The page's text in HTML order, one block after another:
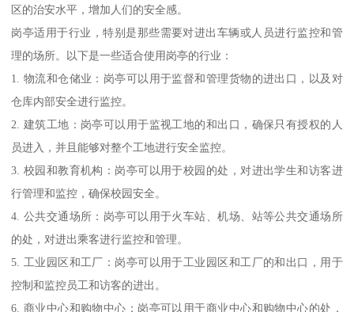
区的治安水平，增加人们的安全感。
岗亭适用于行业，特别是那些需要对进出车辆或人员进行监控和管
理的场所。以下是一些适合使用岗亭的行业：
1. 物流和仓储业：岗亭可以用于监督和管理货物的进出口，以及对
仓库内部安全进行监控。
2. 建筑工地：岗亭可以用于监视工地的和出口，确保只有授权的人
员进入，并且能够对整个工地进行安全监控。
3. 校园和教育机构：岗亭可以用于校园的处，对进出学生和访客进
行管理和监控，确保校园安全。
4. 公共交通场所：岗亭可以用于火车站、机场、站等公共交通场所
的处，对进出乘客进行监控和管理。
5. 工业园区和工厂：岗亭可以用于工业园区和工厂的和出口，用于
控制和监控员工和访客的进出。
6. 商业中心和购物中心：岗亭可以用于商业中心和购物中心的处，